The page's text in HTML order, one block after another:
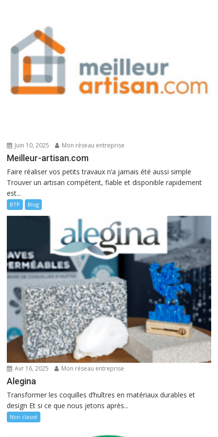
Juin 10, 2025 Mon réseau entreprise
Meilleur-artisan.com
Faire réaliser vos petits travaux n’a jamais été aussi simple
Trouver un artisan compétent, fiable et disponible rapidement
est...
BTP Blog
Avr 16, 2025 Mon réseau entreprise
Alegina
Transformer les coquilles d’huîtres en matériaux durables et
design Et si ce que nous jetons après...
Non classé